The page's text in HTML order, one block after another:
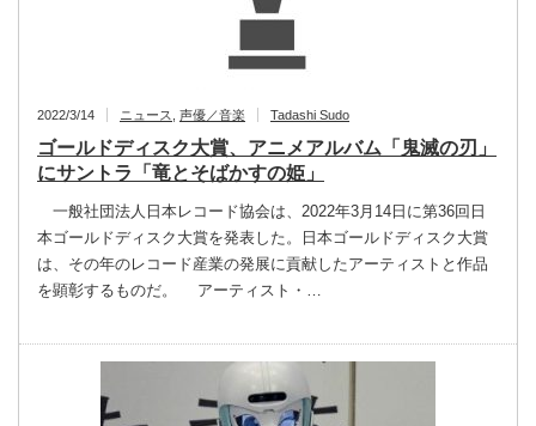
2022/3/14 ニュース 声優／音楽 Tadashi Sudo
ゴールドディスク大賞、アニメアルバム「鬼滅の刃」
にサントラ「竜とそばかすの姫」
一般社団法人日本レコード協会は、2022年3月14日に第36回日
本ゴールドディスク大賞を発表した。日本ゴールドディスク大賞
は、その年のレコード産業の発展に貢献したアーティストと作品
を顕彰するものだ。 アーティスト・…